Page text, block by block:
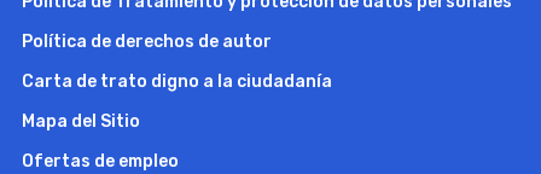
Política de derechos de autor
Carta de trato digno a la ciudadanía
Mapa del Sitio
Ofertas de empleo